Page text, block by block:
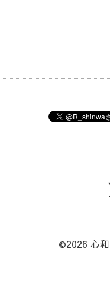
©2026 心和